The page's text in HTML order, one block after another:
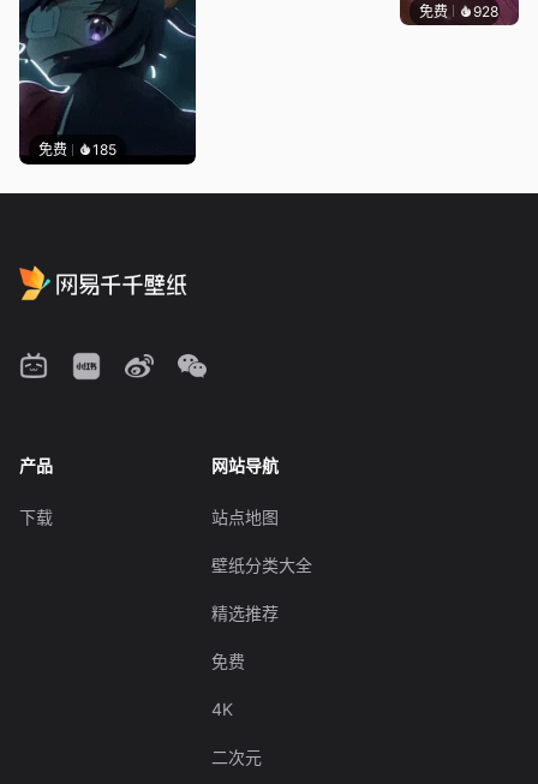
免费 185
免费 928辰东
产品
下载
网站导航
站点地图
壁纸分类大全
精选推荐
免费
4K
二次元